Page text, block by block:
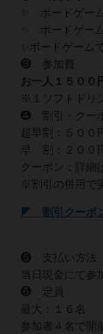
✨ ボードゲー
✨ ボードゲー
✨ボードゲーム
❸ 参加費
お一人１５００
※１ソフトドリ
❹ 割引・クー
超早割：５００
早 割：２００
クーポン：詳細
※割引の併用で
◤ 割引クーポ
❺ 支払い方法
当日現金にて参
❻ 定員
最大：１６名
参加者４名で開